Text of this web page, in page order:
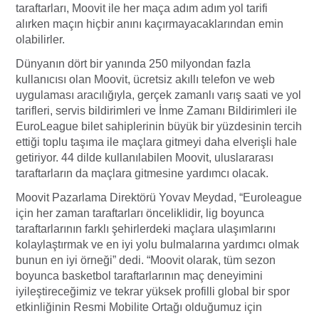
taraftarları, Moovit ile her maça adım adım yol tarifi
alırken maçın hiçbir anını kaçırmayacaklarından emin
olabilirler.
Dünyanın dört bir yanında 250 milyondan fazla
kullanıcısı olan Moovit, ücretsiz akıllı telefon ve web
uygulaması aracılığıyla, gerçek zamanlı varış saati ve yol
tarifleri, servis bildirimleri ve İnme Zamanı Bildirimleri ile
EuroLeague bilet sahiplerinin büyük bir yüzdesinin tercih
ettiği toplu taşıma ile maçlara gitmeyi daha elverişli hale
getiriyor. 44 dilde kullanılabilen Moovit, uluslararası
taraftarların da maçlara gitmesine yardımcı olacak.
Moovit Pazarlama Direktörü Yovav Meydad, “Euroleague
için her zaman taraftarları önceliklidir, lig boyunca
taraftarlarının farklı şehirlerdeki maçlara ulaşımlarını
kolaylaştırmak ve en iyi yolu bulmalarına yardımcı olmak
bunun en iyi örneği” dedi. “Moovit olarak, tüm sezon
boyunca basketbol taraftarlarının maç deneyimini
iyileştireceğimiz ve tekrar yüksek profilli global bir spor
etkinliğinin Resmi Mobilite Ortağı olduğumuz için